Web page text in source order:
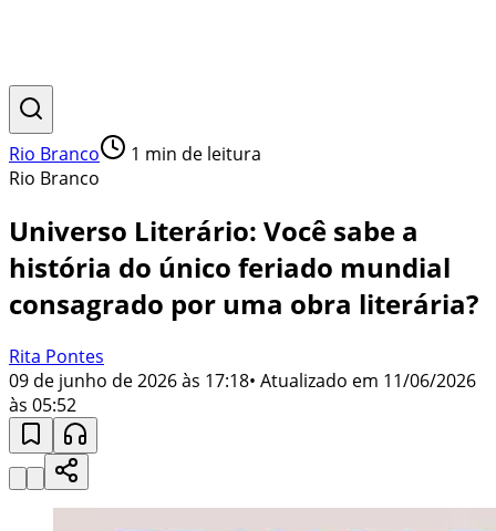
Rio Branco 1 min de leitura
Rio Branco
Universo Literário: Você sabe a
história do único feriado mundial
consagrado por uma obra literária?
Rita Pontes
09 de junho de 2026 às 17:18• Atualizado em 11/06/2026
às 05:52